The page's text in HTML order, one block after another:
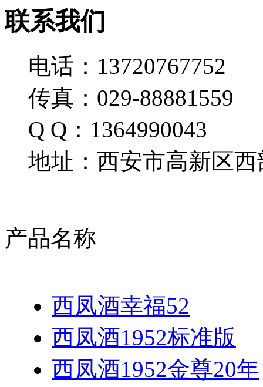
联系我们
电话：13720767752
传真：029-88881559
Q Q：1364990043
地址：西安市高新区西
产品名称
西凤酒幸福52
西凤酒1952标准版
西凤酒1952金尊20年